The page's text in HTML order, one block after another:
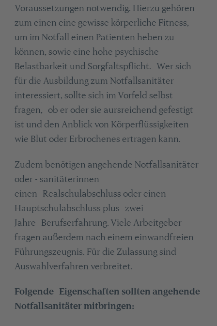
Voraussetzungen notwendig. Hierzu gehören
zum einen eine gewisse körperliche Fitness,
um im Notfall einen Patienten heben zu
können, sowie eine hohe psychische
Belastbarkeit und Sorgfaltspflicht. Wer sich
für die Ausbildung zum Notfallsanitäter
interessiert, sollte sich im Vorfeld selbst
fragen, ob er oder sie aursreichend gefestigt
ist und den Anblick von Körperflüssigkeiten
wie Blut oder Erbrochenes ertragen kann.
Zudem benötigen angehende Notfallsanitäter
oder - sanitäterinnen
einen Realschulabschluss oder einen
Hauptschulabschluss plus zwei
Jahre Berufserfahrung. Viele Arbeitgeber
fragen außerdem nach einem einwandfreien
Führungszeugnis. Für die Zulassung sind
Auswahlverfahren verbreitet.
Folgende Eigenschaften sollten angehende
Notfallsanitäter mitbringen: